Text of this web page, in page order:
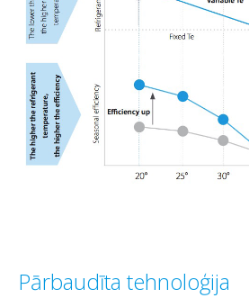
Pārbaudīta tehnoloģija